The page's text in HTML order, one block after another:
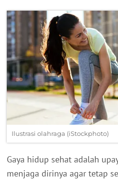
Ilustrasi olahraga (iStockphoto)
Gaya hidup sehat adalah
menjaga dirinya agar tetap